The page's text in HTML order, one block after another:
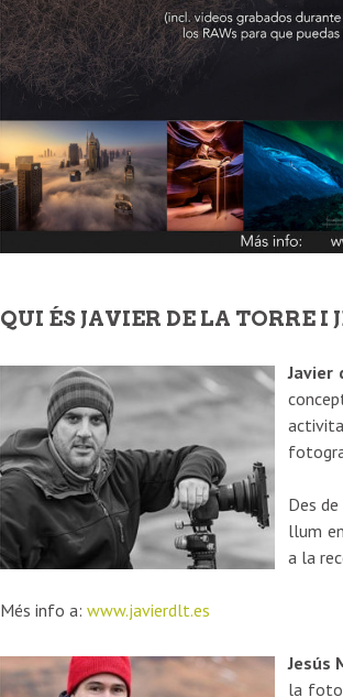
QUI ÉS JAVIER DE LA TORRE I
Javier
Des
llum
a la
Més info a: www.javierdlt.es
Jesús
la